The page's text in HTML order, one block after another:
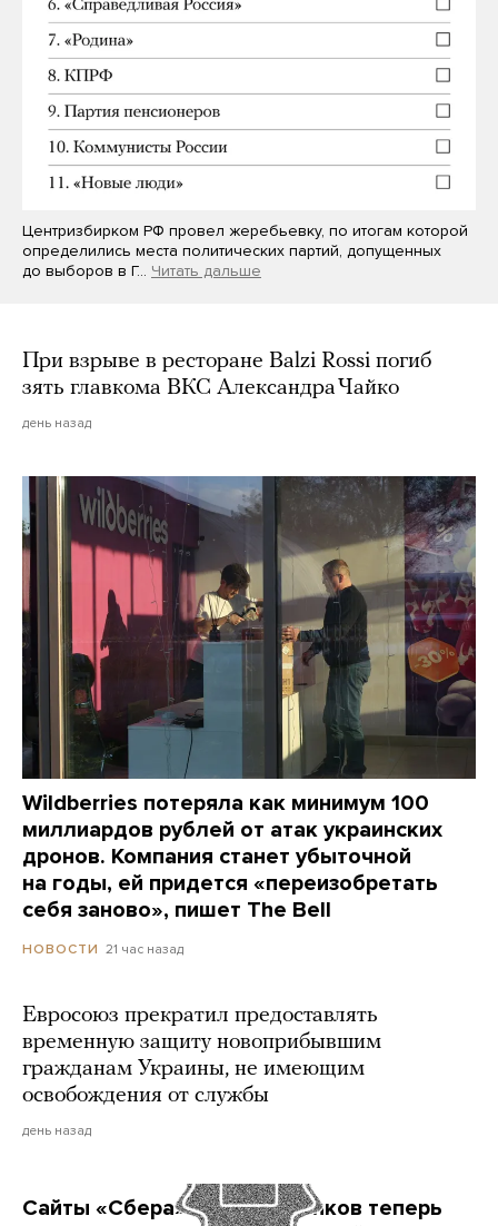
Центризбирком РФ провел жеребьевку, по итогам которой
определились места политических партий, допущенных
до выборов в Г… Читать дальше
При взрыве в ресторане Balzi Rossi погиб
зять главкома ВКС Александра Чайко
день назад
Wildberries потеряла как минимум 100
миллиардов рублей от атак украинских
дронов. Компания станет убыточной
на годы, ей придется «переизобретать
себя заново», пишет The Bell
НОВОСТИ 21 час назад
Евросоюз прекратил предоставлять
временную защиту новоприбывшим
гражданам Украины, не имеющим
освобождения от службы
день назад
Сайты «Сбера» и других банков теперь